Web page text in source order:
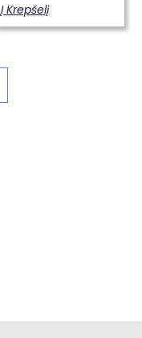
Į Krepšelį